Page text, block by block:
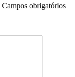
Campos obrigatórios